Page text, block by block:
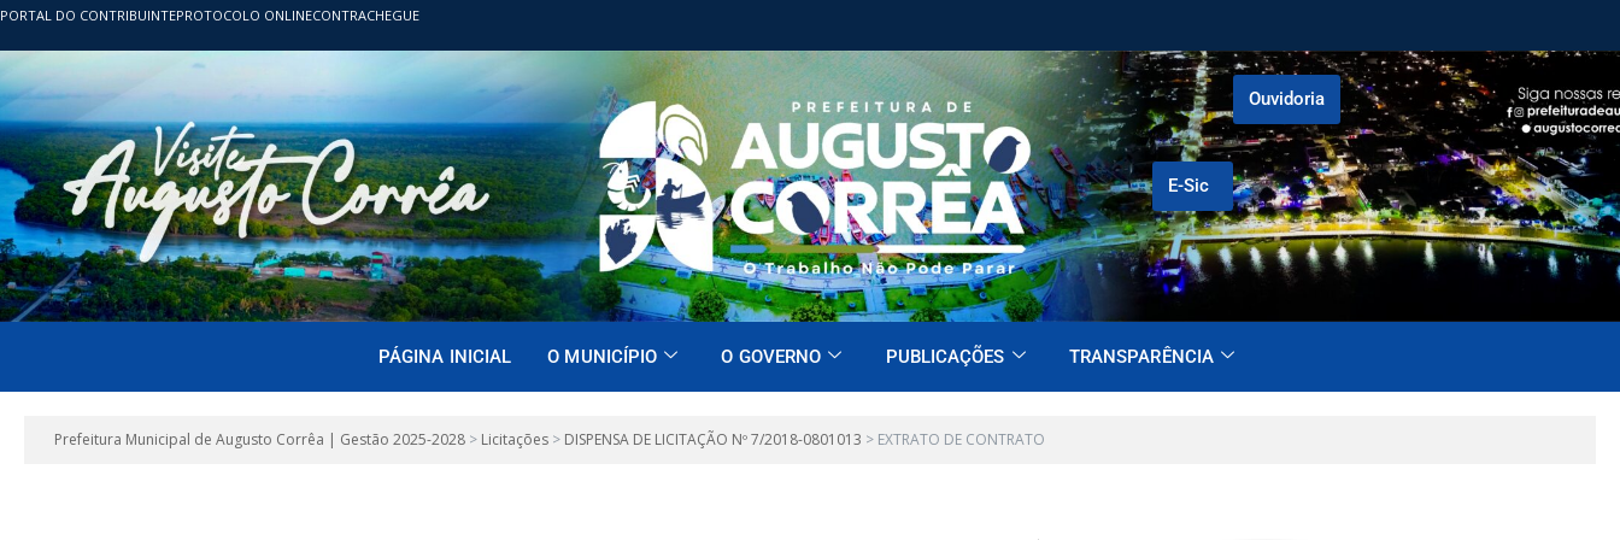
PORTAL DO CONTRIBUINTEPROTOCOLO ONLINECONTRACHEGUE
E-Sic
Ouvidoria
PÁGINA INICIAL O MUNICÍPIO O GOVERNO PUBLICAÇÕES TRANSPARÊNCIA
Prefeitura Municipal de Augusto Corrêa | Gestão 2025-2028 > Licitações > DISPENSA DE LICITAÇÃO Nº 7/2018-0801013 > EXTRATO DE CONTRATO